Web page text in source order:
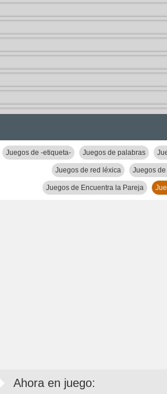
Juegos de -etiqueta- Juegos de palabras
Juegos de red léxica Juegos
Juegos de Encuentra la Pareja
Ahora en juego: